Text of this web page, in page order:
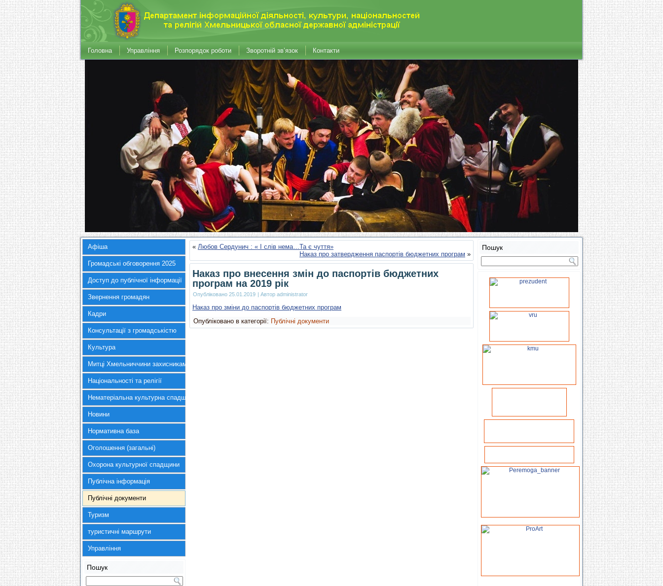
Головна Управління Розпорядок роботи Зворотній зв’язок Контакти
Афіша
Громадські обговорення 2025
Доступ до публічної інформації
Звернення громадян
Кадри
Консультації з громадськістю
Культура
Митці Хмельниччини захисникам України
Національності та релігії
Нематеріальна культурна спадщина
Новини
Нормативна база
Оголошення (загальні)
Охорона культурної спадщини
Публічна інформація
Публічні документи
Туризм
туристичні маршрути
Управління
Пошук
« Любов Сердунич : « І слів нема…Та є чуття»
Наказ про затвердження паспортів бюджетних програм »
Наказ про внесення змін до паспортів бюджетних
програм на 2019 рік
Опубліковано 25.01.2019 | Автор administrator
Наказ про зміни до паспортів бюджетних програм
Опубліковано в категорії: Публічні документи
Пошук